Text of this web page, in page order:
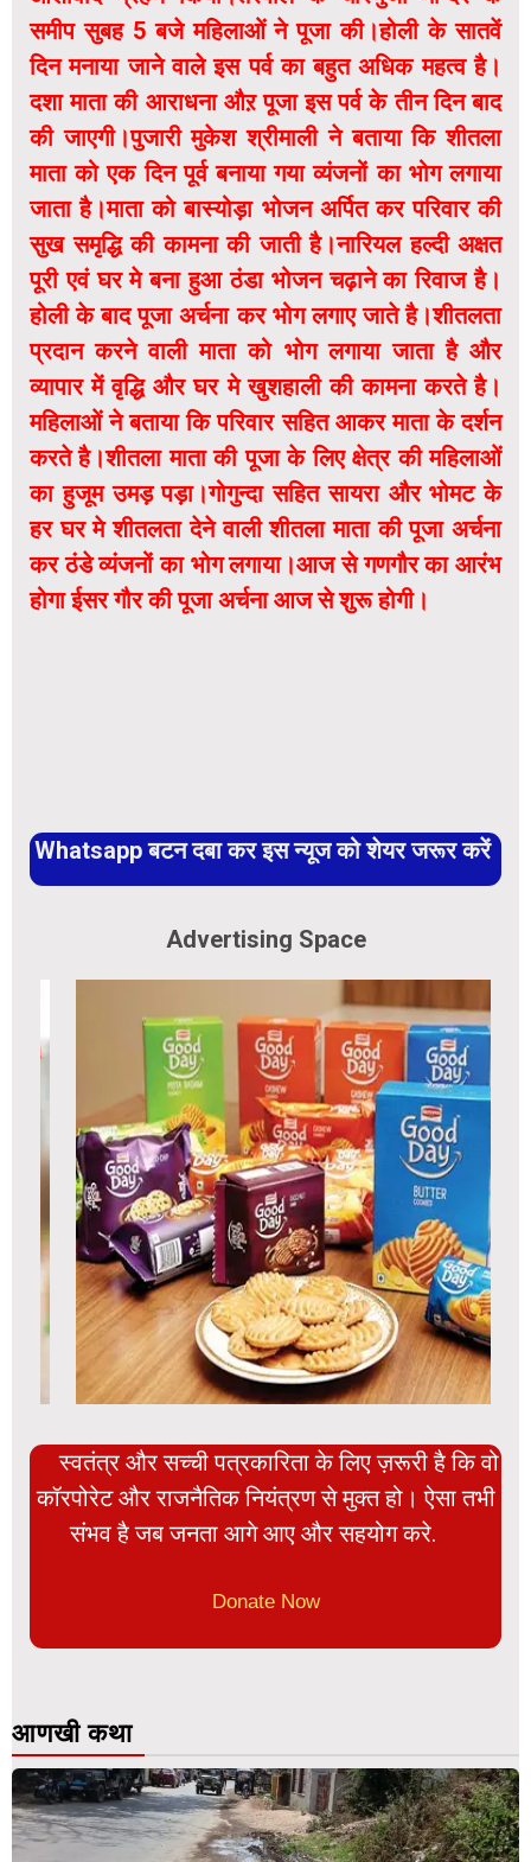
समीप सुबह 5 बजे महिलाओं ने पूजा की।होली के सातवें
दिन मनाया जाने वाले इस पर्व का बहुत अधिक महत्व है।
दशा माता की आराधना औऱ पूजा इस पर्व के तीन दिन बाद
की जाएगी।पुजारी मुकेश श्रीमाली ने बताया कि शीतला
माता को एक दिन पूर्व बनाया गया व्यंजनों का भोग लगाया
जाता है।माता को बास्योड़ा भोजन अर्पित कर परिवार की
सुख समृद्धि की कामना की जाती है।नारियल हल्दी अक्षत
पूरी एवं घर मे बना हुआ ठंडा भोजन चढ़ाने का रिवाज है।
होली के बाद पूजा अर्चना कर भोग लगाए जाते है।शीतलता
प्रदान करने वाली माता को भोग लगाया जाता है और
व्यापार में वृद्धि और घर मे खुशहाली की कामना करते है।
महिलाओं ने बताया कि परिवार सहित आकर माता के दर्शन
करते है।शीतला माता की पूजा के लिए क्षेत्र की महिलाओं
का हुजूम उमड़ पड़ा।गोगुन्दा सहित सायरा और भोमट के
हर घर मे शीतलता देने वाली शीतला माता की पूजा अर्चना
कर ठंडे व्यंजनों का भोग लगाया।आज से गणगौर का आरंभ
होगा ईसर गौर की पूजा अर्चना आज से शुरू होगी।
Whatsapp बटन दबा कर इस न्यूज को शेयर जरूर करें
Advertising Space
स्वतंत्र और सच्ची पत्रकारिता के लिए ज़रूरी है कि वो
कॉरपोरेट और राजनैतिक नियंत्रण से मुक्त हो। ऐसा तभी
संभव है जब जनता आगे आए और सहयोग करे.
Donate Now
आणखी कथा